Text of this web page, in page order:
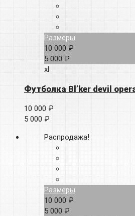
Размеры
10 000 ₽
5 000 ₽
xl
Футболка Bl’ker devil
10 000 ₽
5 000 ₽
Распродажа!
Размеры
10 000 ₽
5 000 ₽